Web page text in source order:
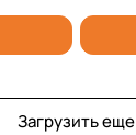
Загрузить еще